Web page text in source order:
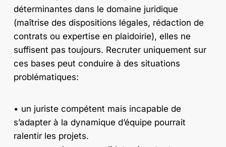
déterminantes dans le domaine juridique
(maîtrise des dispositions légales, rédaction de
contrats ou expertise en plaidoirie), elles ne
suffisent pas toujours. Recruter uniquement sur
ces bases peut conduire à des situations
problématiques:
• un juriste compétent mais incapable de
s’adapter à la dynamique d’équipe pourrait
ralentir les projets.